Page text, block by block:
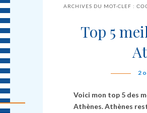
ARCHIVES DU MOT-CLEF :
Top 5
2
Voici mon top 5 des
Athènes. Athènes